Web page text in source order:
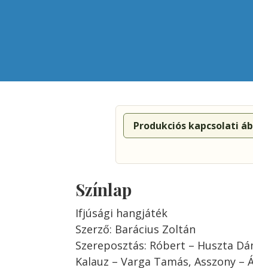
Produkciós kapcsolati
Színlap
Ifjúsági hangjáték
Szerző: Barácius Zoltán
Szereposztás: Róbert – Huszta
Kalauz – Varga Tamás, Asszony –